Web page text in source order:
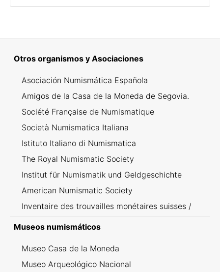
Otros organismos y Asociaciones
Asociación Numismática Española
Amigos de la Casa de la Moneda de Segovia.
Société Française de Numismatique
Società Numismatica Italiana
Istituto Italiano di Numismatica
The Royal Numismatic Society
Institut für Numismatik und Geldgeschichte
American Numismatic Society
Inventaire des trouvailles monétaires suisses /
Museos numismáticos
Museo Casa de la Moneda
Museo Arqueológico Nacional